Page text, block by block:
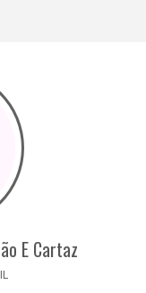
E Cartaz